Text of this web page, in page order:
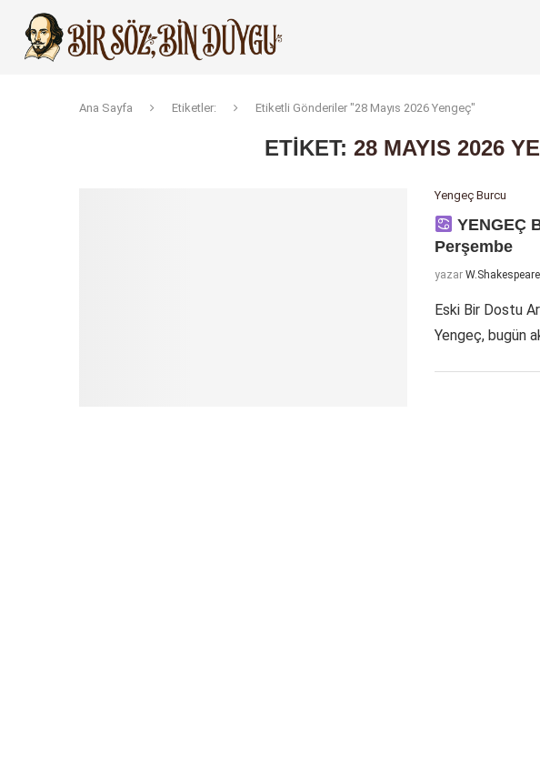
Ana Sayfa Etiketler: Etiketli Gönderiler "28 Mayıs 2026 Yengeç"
ETIKET: 28 MAYIS 2026
Yengeç Burcu
YENGEÇ
Perşembe
yazar W.Shakespeare
Eski Bir Dostu
Yengeç, bugün